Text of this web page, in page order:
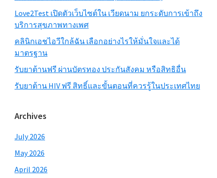
Love2Test เปิดตัวเว็บไซต์ใน เวียดนาม ยกระดับการเข้าถึง
บริการสุขภาพทางเพศ
คลินิกเอชไอวีใกล้ฉัน เลือกอย่างไรให้มั่นใจและได้
มาตรฐาน
รับยาต้านฟรี ผ่านบัตรทอง ประกันสังคม หรือสิทธิอื่น
รับยาต้าน HIV ฟรี สิทธิ์และขั้นตอนที่ควรรู้ในประเทศไทย
Archives
July 2026
May 2026
April 2026